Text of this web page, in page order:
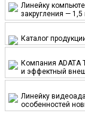
Линейку
закругления —
Каталог
Компания ADATA
и эффектный
Линейку
особенностей